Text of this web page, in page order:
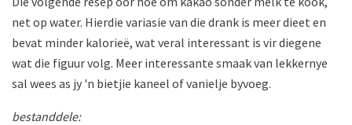
net op water. Hierdie variasie van die drank is meer dieet en
bevat minder kalorieë, wat veral interessant is vir diegene
wat die figuur volg. Meer interessante smaak van lekkernye
sal wees as jy 'n bietjie kaneel of vanielje byvoeg.
bestanddele: